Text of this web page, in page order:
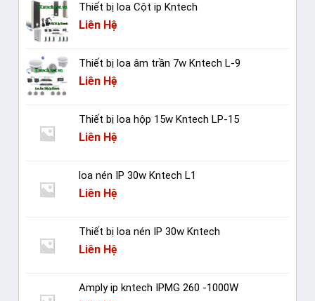
Thiết bị loa Cột ip Kntech
Liên Hệ
Thiết bị loa âm trần 7w Kntech L-9
Liên Hệ
Thiết bị loa hộp 15w Kntech LP-15
Liên Hệ
loa nén IP 30w Kntech L1
Liên Hệ
Thiết bị loa nén IP 30w Kntech
Liên Hệ
Amply ip kntech IPMG 260 -1000W